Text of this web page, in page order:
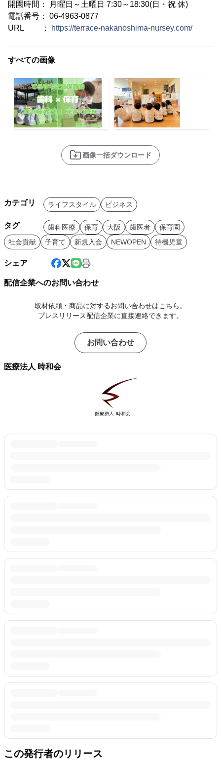
開園時間： 月曜日～土曜日 7:30～18:30(日・祝 休)
電話番号： 06-4963-0877
URL ：
https://terrace-nakanoshima-nursey.com/
すべての画像
画像一括ダウンロード
カテゴリ ライフスタイル ビジネス
タグ 歯科医療 保育 大阪 歯医者
保育園
社会貢献
子育て 新規入会 NEWOPEN 待機児童
シェア
配信企業へのお問い合わせ
取材依頼・商品に対するお問い合わせはこちら。
プレスリリース配信企業に直接連絡できます。
お問い合わせ
医療法人 時和会
この発行者のリリース